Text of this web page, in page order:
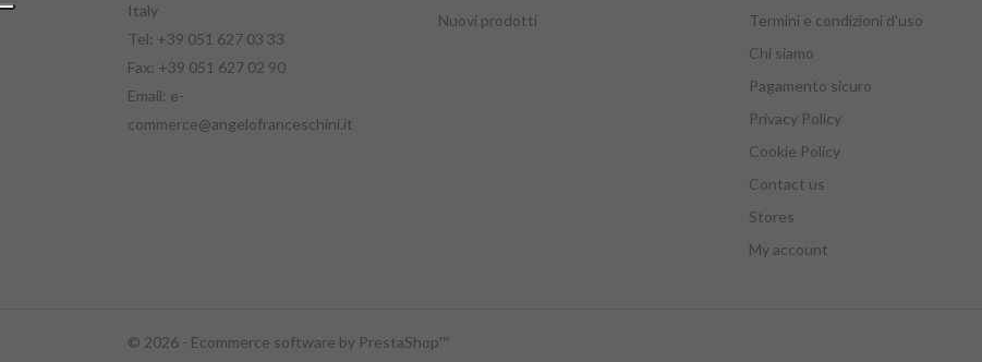
Italy
Tel: +39 051 627 03 33
Fax: +39 051 627 02 90
Email: e-
commerce@angelofranceschini.it
Nuovi prodotti
Termini e condizioni d'uso
Chi siamo
Pagamento sicuro
Privacy Policy
Cookie Policy
Contact us
Stores
My account
© 2026 - Ecommerce software by PrestaShop™